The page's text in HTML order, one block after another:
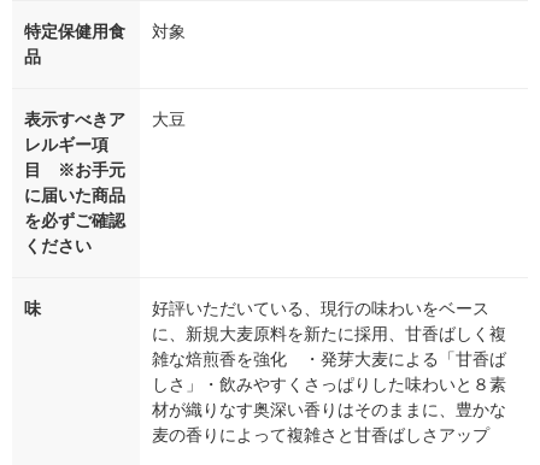
特定保健用食
品
対象
表示すべきア
レルギー項
目 ※お手元
に届いた商品
を必ずご確認
ください
大豆
味
好評いただいている、現行の味わいをベース
に、新規大麦原料を新たに採用、甘香ばしく複
雑な焙煎香を強化 ・発芽大麦による「甘香ば
しさ」・飲みやすくさっぱりした味わいと８素
材が織りなす奥深い香りはそのままに、豊かな
麦の香りによって複雑さと甘香ばしさアップ